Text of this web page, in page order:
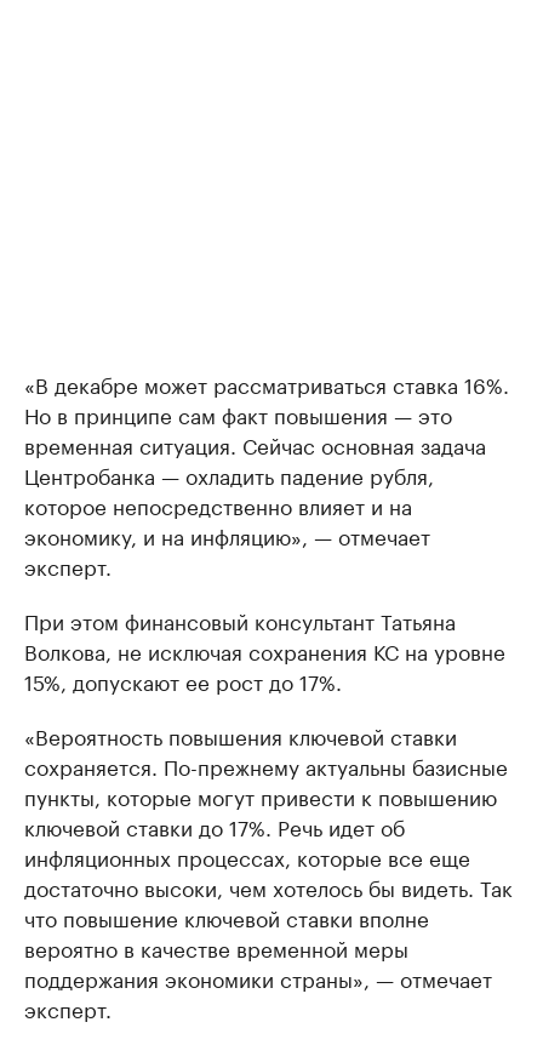
«В декабре может рассматриваться ставка 16%.
Но в принципе сам факт повышения — это
временная ситуация. Сейчас основная задача
Центробанка — охладить падение рубля,
которое непосредственно влияет и на
экономику, и на инфляцию», — отмечает
эксперт.
При этом финансовый консультант Татьяна
Волкова, не исключая сохранения КС на уровне
15%, допускают ее рост до 17%.
«Вероятность повышения ключевой ставки
сохраняется. По-прежнему актуальны базисные
пункты, которые могут привести к повышению
ключевой ставки до 17%. Речь идет об
инфляционных процессах, которые все еще
достаточно высоки, чем хотелось бы видеть. Так
что повышение ключевой ставки вполне
вероятно в качестве временной меры
поддержания экономики страны», — отмечает
эксперт.